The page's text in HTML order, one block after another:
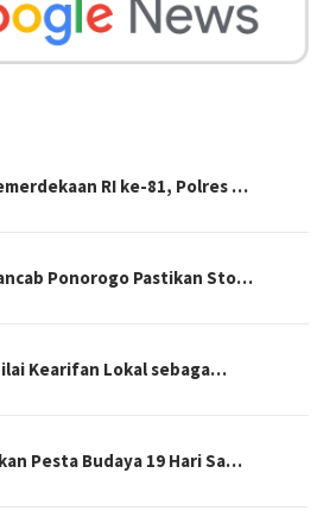
RI ke-81, Polres …
Ponorogo Pastikan Sto…
Kearifan Lokal sebaga…
Pesta Budaya 19 Hari Sa…